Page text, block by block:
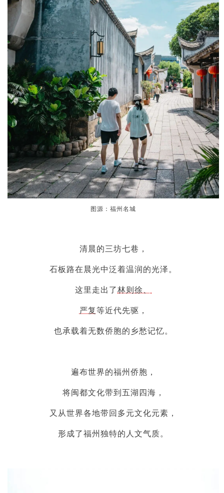
图源：福州名城
清晨的三坊七巷，
石板路在晨光中泛着温润的光泽。
这里走出了林则徐、
严复等近代先驱，
也承载着无数侨胞的乡愁记忆。
遍布世界的福州侨胞，
将闽都文化带到五湖四海，
又从世界各地带回多元文化元素，
形成了福州独特的人文气质。